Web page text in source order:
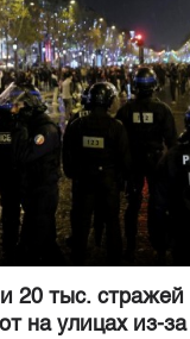
20 тыс. стражей
на улицах из-